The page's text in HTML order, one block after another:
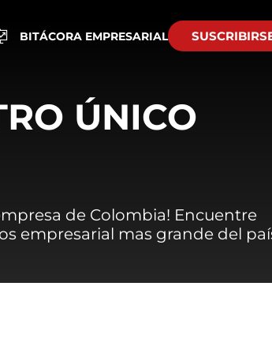
BITÁCORA EMPRESARIAL
ÚNICO
de Colombia! Encuentre
empresarial mas grande del